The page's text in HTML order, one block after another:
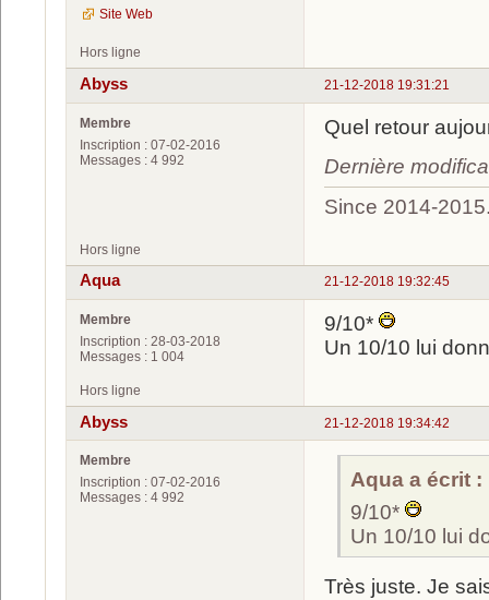
Site Web
Hors ligne
21-12-2018 19:31:21
Abyss
Membre
Inscription : 07-02-2016
Messages : 4 992
Quel retour
Dernière
Since 2014-
Hors ligne
21-12-2018 19:32:45
Aqua
Membre
Inscription : 28-03-2018
Messages : 1 004
9/10*
Un 10/10 lui
Hors ligne
21-12-2018 19:34:42
Abyss
Membre
Inscription : 07-02-2016
Messages : 4 992
Aqua a écrit :
9/10*
Un 10/10 lui
Très juste. Je